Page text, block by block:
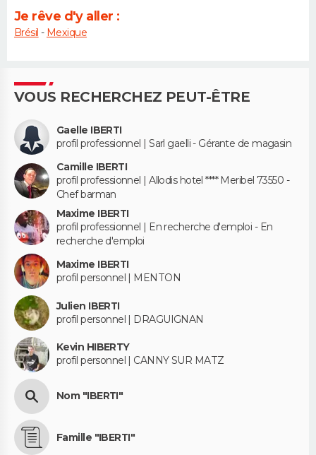
Je rêve d'y aller :
Brésil - Mexique
VOUS RECHERCHEZ PEUT-ÊTRE
Gaelle IBERTI
profil professionnel | Sarl gaelli - Gérante de magasin
Camille IBERTI
profil professionnel | Allodis hotel **** Meribel 73550 -
Chef barman
Maxime IBERTI
profil professionnel | En recherche d'emploi - En
recherche d'emploi
Maxime IBERTI
profil personnel | MENTON
Julien IBERTI
profil personnel | DRAGUIGNAN
Kevin HIBERTY
profil personnel | CANNY SUR MATZ
Nom "IBERTI"
Famille "IBERTI"